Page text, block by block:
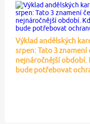
Výklad andělských
srpen: Tato 3 znamení
nejnáročnější období.
bude potřebovat